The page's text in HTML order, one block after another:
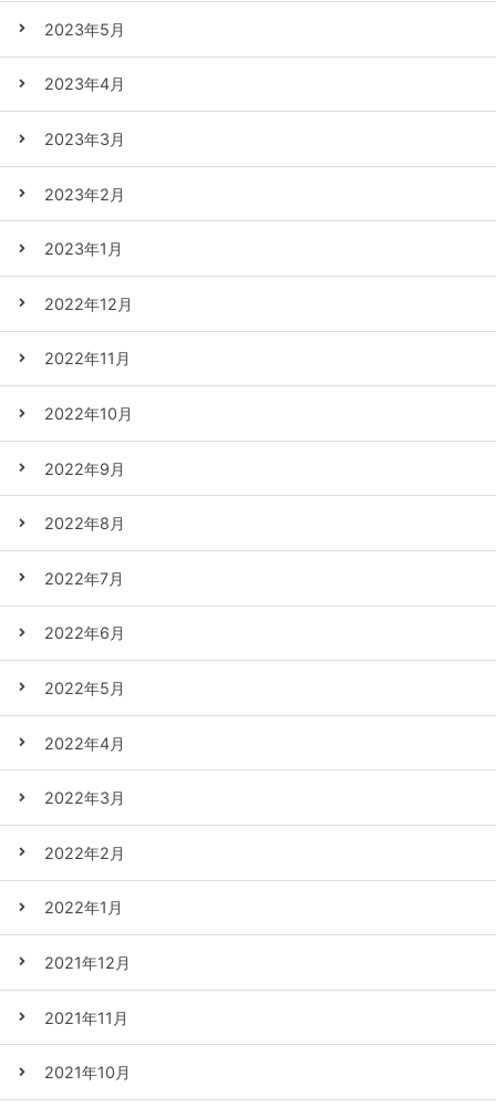
2023年5月
2023年4月
2023年3月
2023年2月
2023年1月
2022年12月
2022年11月
2022年10月
2022年9月
2022年8月
2022年7月
2022年6月
2022年5月
2022年4月
2022年3月
2022年2月
2022年1月
2021年12月
2021年11月
2021年10月